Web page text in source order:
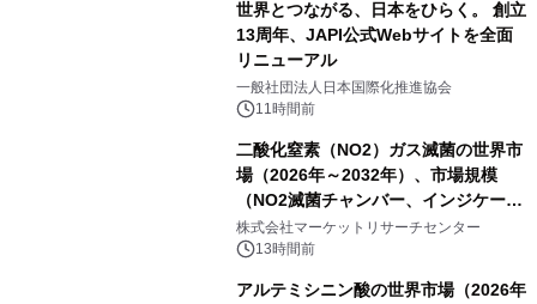
世界とつながる、日本をひらく。 創立
13周年、JAPI公式Webサイトを全面
リニューアル
一般社団法人日本国際化推進協会
11時間前
二酸化窒素（NO2）ガス滅菌の世界市
場（2026年～2032年）、市場規模
（NO2滅菌チャンバー、インジケータ
ーおよびモニタリングシステム、その
他）・分析レポートを発表
株式会社マーケットリサーチセンター
13時間前
アルテミシニン酸の世界市場（2026年